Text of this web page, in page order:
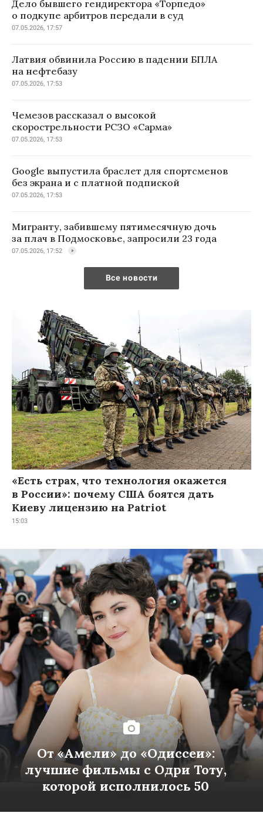
Дело бывшего гендиректора «Торпедо»
о подкупе арбитров передали в суд
07.05.2026, 17:57
Латвия обвинила Россию в падении БПЛА
на нефтебазу
07.05.2026, 17:53
Чемезов рассказал о высокой
скорострельности РСЗО «Сарма»
07.05.2026, 17:53
Google выпустила браслет для спортсменов
без экрана и с платной подпиской
07.05.2026, 17:53
Мигранту, забившему пятимесячную дочь
за плач в Подмосковье, запросили 23 года
07.05.2026, 17:52
Все новости
«Есть страх, что технология окажется
в России»: почему США боятся дать
Киеву лицензию на Patriot
15:03
От «Амели» до «Одиссеи»:
лучшие фильмы с Одри Тоту,
которой исполнилось 50